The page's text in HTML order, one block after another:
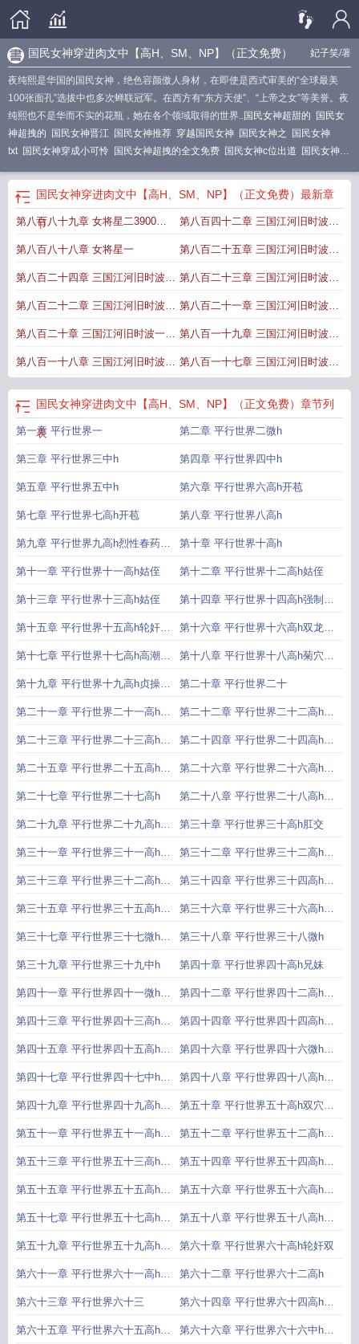
妃子笑/著
国民女神穿进肉文中【高H、SM、NP】（正文免费）
夜纯熙是华国的国民女神，绝色容颜傲人身材，在即使是西式审美的“全球最美
100张面孔”选拔中也多次蝉联冠军。在西方有“东方天使”、“上帝之女”等美誉。夜
纯熙也不是华而不实的花瓶，她在各个领域取得的世界..国民女神超甜的
国民女
神超拽的
国民女神晋江 国民女神推荐 穿越国民女神 国民女神之
国民女神
txt 国民女神穿成小可怜 国民女神超拽的全文免费 国民女神c位出道
国民女神又
国民女神带回家全文免费阅读 国民女神穿成娱乐圈小可怜
国民女神穿成
娱乐圈
国民女神穿进肉文中【高H、SM、NP】（正文免费） 最新章
节
第八百八十九章 女将星二3900珠
珠加更
第八百四十二章 三国江河旧时波一
百
第八百八十八章 女将星一 第八百二十五章 三国江河旧时波一
百
第八百二十四章 三国江河旧时波一
百
第八百二十三章 三国江河旧时波一
百
第八百二十二章 三国江河旧时波一
百
第八百二十一章 三国江河旧时波一
百
第八百二十章 三国江河旧时波一百
零
第八百一十九章 三国江河旧时波一
百
第八百一十八章 三国江河旧时波一
百
第八百一十七章 三国江河旧时波一
百
国民女神穿进肉文中【高H、SM、NP】（正文免费） 章节列
表
第一章 平行世界一 第二章 平行世界二微h
第三章 平行世界三中h 第四章 平行世界四中h
第五章 平行世界五中h 第六章 平行世界六高h开苞
第七章 平行世界七高h开苞 第八章 平行世界八高h
第九章 平行世界九高h烈性春药放
置
第十章 平行世界十高h
第十一章 平行世界十一高h姑侄 第十二章 平行世界十二高h姑侄
第十三章 平行世界十三高h姑侄 第十四章 平行世界十四高h强制口
交
第十五章 平行世界十五高h轮奸双
龙
第十六章 平行世界十六高h双龙入
洞
第十七章 平行世界十七高h高潮失
禁
第十八章 平行世界十八高h菊穴插
药
第十九章 平行世界十九高h贞操带
狼
第二十章 平行世界二十
第二十一章 平行世界二十一高h春
梦
第二十二章 平行世界二十二高h金
属
第二十三章 平行世界二十三高h扩
阴
第二十四章 平行世界二十四高h伪
灌
第二十五章 平行世界二十五高h尿
道
第二十六章 平行世界二十六高h尿
道
第二十七章 平行世界二十七高h 第二十八章 平行世界二十八高h轮
奸
第二十九章 平行世界二十九高h后
庭
第三十章 平行世界三十高h肛交
第三十一章 平行世界三十一高h双
穴
第三十二章 平行世界三十二高h三
穴
第三十三章 平行世界三十二高h三
穴
第三十四章 平行世界三十四高h肛
塞
第三十五章 平行世界三十五高h手
铐
第三十六章 平行世界三十六高h滴
蜡
第三十七章 平行世界三十七微h兄
妹
第三十八章 平行世界三十八微h
第三十九章 平行世界三十九中h 第四十章 平行世界四十高h兄妹
第四十一章 平行世界四十一微h车
震
第四十二章 平行世界四十二高h车
震
第四十三章 平行世界四十三高h露
出
第四十四章 平行世界四十四高h双
穴
第四十五章 平行世界四十五高h双
穴
第四十六章 平行世界四十六微h调
教
第四十七章 平行世界四十七中h乳
头
第四十八章 平行世界四十八高h乳
环
第四十九章 平行世界四十九高h双
穴
第五十章 平行世界五十高h双穴齐
开
第五十一章 平行世界五十一高h阴
环
第五十二章 平行世界五十二高h灌
精
第五十三章 平行世界五十三高h肛
交
第五十四章 平行世界五十四高h布
满
第五十五章 平行世界五十五高h拘
束
第五十六章 平行世界五十六高h露
出
第五十七章 平行世界五十七高h私
密
第五十八章 平行世界五十八高h露
出
第五十九章 平行世界五十九高h双
龙
第六十章 平行世界六十高h轮奸双
第六十一章 平行世界六十一高h轮
奸
第六十二章 平行世界六十二高h
第六十三章 平行世界六十三 第六十四章 平行世界六十四高h惩
罚
第六十五章 平行世界六十五高h自 第六十六章 平行世界六十六中h狗